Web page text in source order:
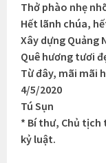
Thở phào nhẹ
Hết lãnh chúa,
Xây dựng Quảng
Quê hương tươi
Từ đây, mãi mãi
4/5/2020
Tú Sụn
* Bí thư, Chủ tịch
kỷ luật.